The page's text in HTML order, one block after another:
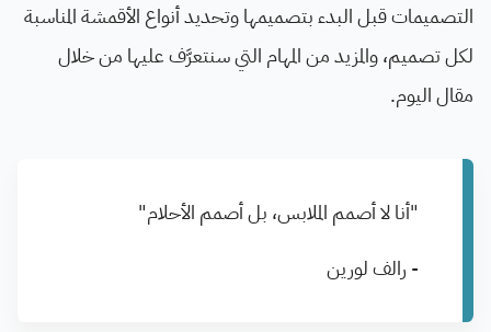
التصميمات قبل البدء بتصميمها وتحديد أنواع الأقمشة المناسبة
لكل تصميم، والمزيد من المهام التي سنتعرَّف عليها من خلال
مقال اليوم.
"أنا لا أصمم الملابس، بل أصمم الأحلام"
- رالف لورين